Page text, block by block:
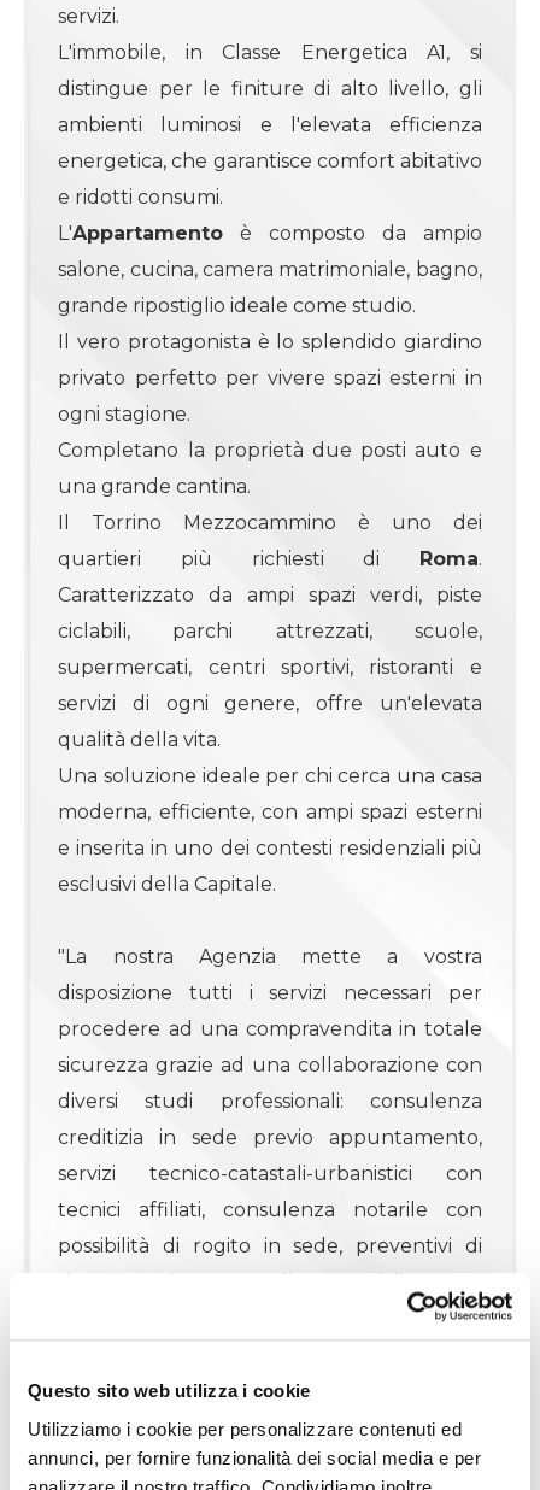
Questo sito web utilizza i cookie
Utilizziamo i cookie per personalizzare contenuti ed
annunci, per fornire funzionalità dei social media e per
servizi.
L'immobile, in Classe Energetica A1, si
distingue per le finiture di alto livello, gli
ambienti luminosi e l'elevata efficienza
energetica, che garantisce comfort abitativo
e ridotti consumi.
L'Appartamento è composto da ampio
salone, cucina, camera matrimoniale, bagno,
grande ripostiglio ideale come studio.
Il vero protagonista è lo splendido giardino
privato perfetto per vivere spazi esterni in
ogni stagione.
Completano la proprietà due posti auto e
una grande cantina.
Il Torrino Mezzocammino è uno dei
quartieri più richiesti di Roma.
Caratterizzato da ampi spazi verdi, piste
ciclabili, parchi attrezzati, scuole,
supermercati, centri sportivi, ristoranti e
servizi di ogni genere, offre un'elevata
qualità della vita.
Una soluzione ideale per chi cerca una casa
moderna, efficiente, con ampi spazi esterni
e inserita in uno dei contesti residenziali più
esclusivi della Capitale.
"La nostra Agenzia mette a vostra
disposizione tutti i servizi necessari per
procedere ad una compravendita in totale
sicurezza grazie ad una collaborazione con
diversi studi professionali: consulenza
creditizia in sede previo appuntamento,
servizi tecnico-catastali-urbanistici con
tecnici affiliati, consulenza notarile con
possibilità di rogito in sede, preventivi di
ristrutturazione con ditte specializzate e
"I DATI INDICATI NON COSTITUISCONO
ELEMENTO CONTRATTUALE"
Classe energetica: A1
4+
Bagni
minimi
Qualsiasi
1
2
3
4
Camere
minime
Qualsiasi
1
Altre
opzioni
Posto auto/Box
Balcone/Terrazzo